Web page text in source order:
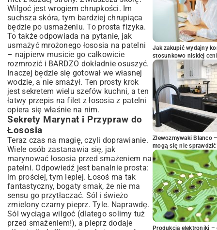
Wilgoć jest wrogiem chrupkości. Im
suchsza skóra, tym bardziej chrupiąca
będzie po usmażeniu. To prosta fizyka.
To także odpowiada na pytanie, jak
usmażyć mrożonego łososia na patelni
– najpierw musicie go całkowicie
rozmrozić i BARDZO dokładnie osuszyć.
Inaczej będzie się gotował we własnej
wodzie, a nie smażył. Ten prosty krok
jest sekretem wielu szefów kuchni, a ten
łatwy przepis na filet z łososia z patelni
opiera się właśnie na nim.
Sekrety Marynat i Przypraw do
Łososia
Teraz czas na magię, czyli doprawianie.
Wiele osób zastanawia się, jak
marynować łososia przed smażeniem na
patelni. Odpowiedź jest banalnie prosta:
im prościej, tym lepiej. Łosoś ma tak
fantastyczny, bogaty smak, że nie ma
sensu go przytłaczać. Sól i świeżo
zmielony czarny pieprz. Tyle. Naprawdę.
Sól wyciąga wilgoć (dlatego solimy tuż
przed smażeniem!), a pieprz dodaje
Jak zakupić wydajny
stosunkowo niskiej
Zlewozmywaki Blanco
mogą się nie
Produkcja elektroniki –